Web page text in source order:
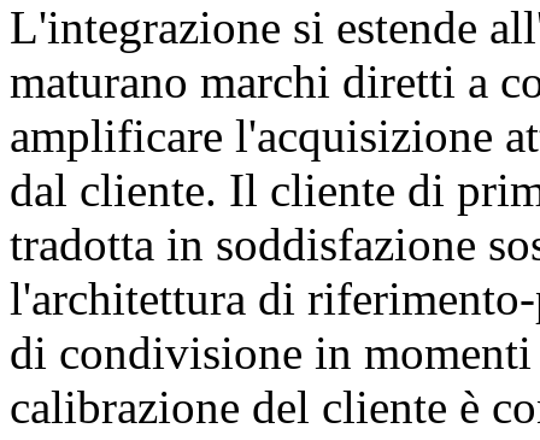
L'integrazione si estende
maturano marchi diretti a
amplificare l'acquisizione
dal cliente. Il cliente di
tradotta in soddisfazione
l'architettura di
di condivisione in
calibrazione del cliente è